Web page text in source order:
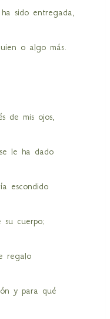
sido entregada,
o algo más.
de mis ojos,
le ha dado
escondido
su cuerpo;
regalo
y para qué